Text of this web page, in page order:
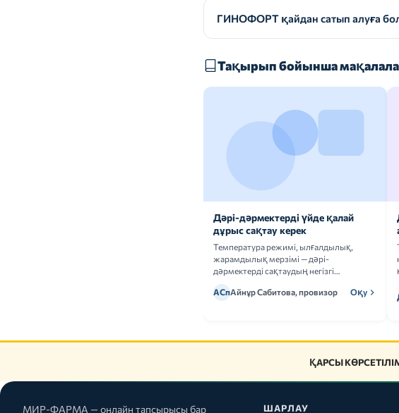
ГИНОФОРТ қайдан сатып алуға
Тақырып бойынша
Дәрі-дәрмектерді үйде қалай
дұрыс сақтау керек
Температура режимі, ылғалдылық,
жарамдылық мерзімі — дәрі-
дәрмектерді сақтаудың негізгі
АСпАйнұр Сабитова, провизор Оқу
ҚАРСЫ
МИР-ФАРМА — онлайн тапсырысы бар ШАРЛАУ